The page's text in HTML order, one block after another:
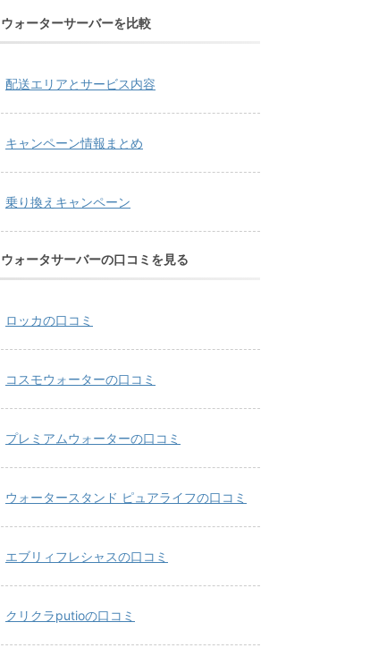
ウォーターサーバーを比較
配送エリアとサービス内容
キャンペーン情報まとめ
乗り換えキャンペーン
ウォータサーバーの口コミを見る
ロッカの口コミ
コスモウォーターの口コミ
プレミアムウォーターの口コミ
ウォータースタンド ピュアライフの口コミ
エブリィフレシャスの口コミ
クリクラputioの口コミ